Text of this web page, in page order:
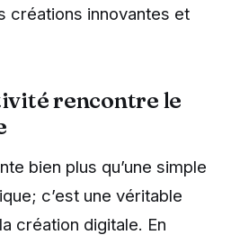
créations innovantes et
rencontre le
bien plus qu’une simple
c’est une véritable
création digitale. En